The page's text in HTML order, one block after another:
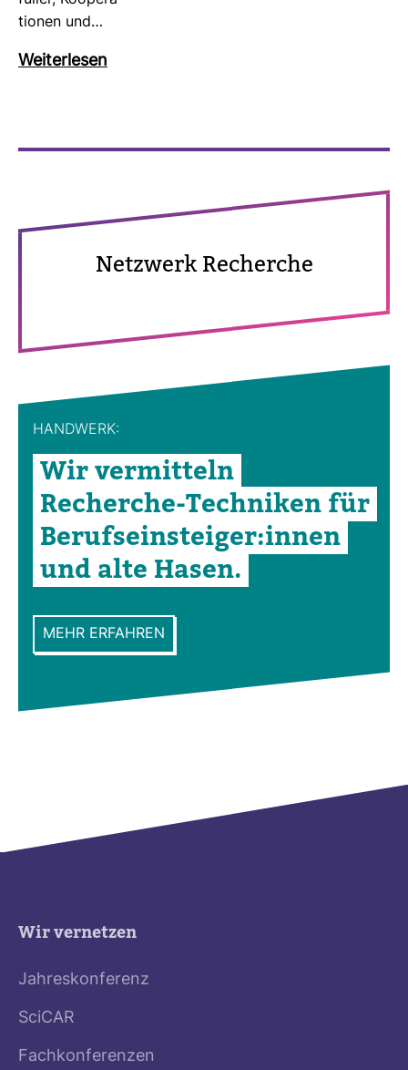
tionen und…
Wei­ter­lesen
Netz­werk Recherche
HAND­WERK:
Wir ver­mit­teln
Recherche-​Tech­niken für
Berufs­ein­steiger:innen
und alte Hasen.
MEHR ERFAHREN
Wir vernetzen
Jahreskonferenz
SciCAR
Fachkonferenzen